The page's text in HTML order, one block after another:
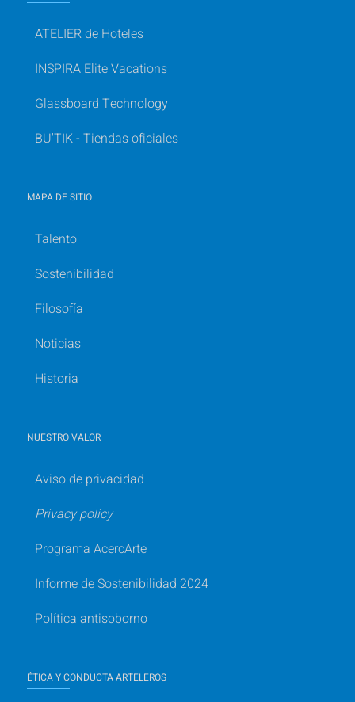
ATELIER de Hoteles
INSPIRA Elite Vacations
Glassboard Technology
BU'TIK - Tiendas oficiales
MAPA DE SITIO
Talento
Sostenibilidad
Filosofía
Noticias
Historia
NUESTRO VALOR
Aviso de privacidad
Privacy policy
Programa AcercArte
Informe de Sostenibilidad 2024
Política antisoborno
ÉTICA Y CONDUCTA ARTELEROS